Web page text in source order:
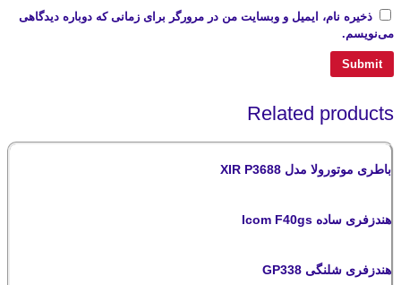
ذخیره نام، ایمیل و وبسایت من در مرورگر برای زمانی که دوباره دیدگاهی
می‌نویسم.
Related products
باطری موتورولا مدل XIR P3688
هندزفری ساده Icom F40gs
هندزفری شلنگی GP338